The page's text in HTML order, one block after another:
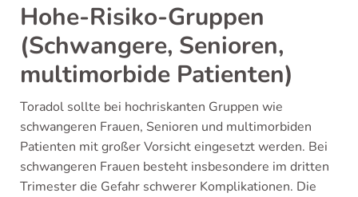
Hohe-Risiko-Gruppen
(Schwangere, Senioren,
multimorbide Patienten)
Toradol sollte bei hochriskanten Gruppen wie
schwangeren Frauen, Senioren und multimorbiden
Patienten mit großer Vorsicht eingesetzt werden. Bei
schwangeren Frauen besteht insbesondere im dritten
Trimester die Gefahr schwerer Komplikationen. Die